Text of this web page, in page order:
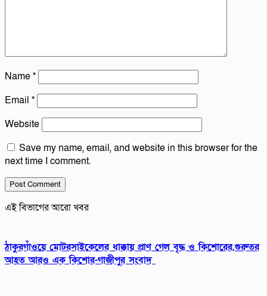
Name*
Email *
Website
Save my name, email, and website in this browser for the
next time I comment.
এই বিভাগের আরো খবর
ঠাকুরগাঁওয়ে মোটরসাইকেলের ধাক্কায় প্রাণ গেল বৃদ্ধ ও কিশোরের,গুরুতর
আহত আরও এক কিশোর-গাজীপুর সংবাদ